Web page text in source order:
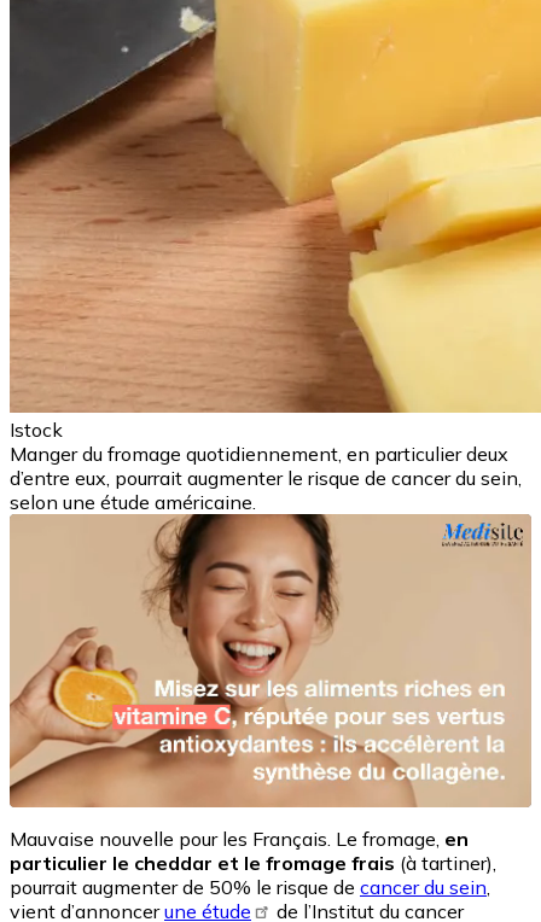
Istock
Manger du fromage quotidiennement, en particulier deux
d’entre eux, pourrait augmenter le risque de cancer du sein,
selon une étude américaine.
Mauvaise nouvelle pour les Français. Le fromage, en
particulier le cheddar et le fromage frais (à tartiner),
pourrait augmenter de 50% le risque de cancer du sein,
vient d’annoncerune étude de l’Institut du cancer